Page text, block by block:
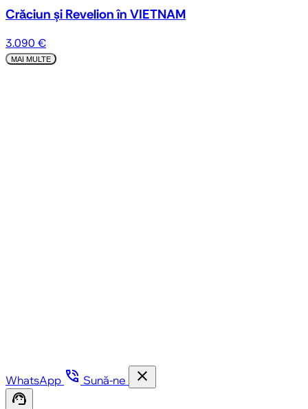
Crăciun și Revelion în VIETNAM
3.090 €
MAI MULTE
WhatsApp phone_in_talk Sună-ne
close
support_agent